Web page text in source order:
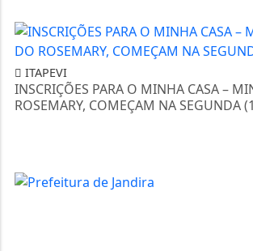
ITAPEVI
INSCRIÇÕES PARA O MINHA CASA –
ROSEMARY, COMEÇAM NA SEGUNDA